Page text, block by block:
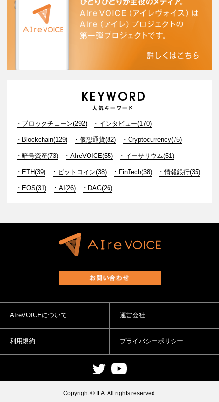
ブロックチェーン(292) インタビュー(170)
Blockchain(129) 仮想通貨(82) Cryptocurrency(75)
暗号資産(73) AIreVOICE(55) イーサリウム(51)
ETH(39) ビットコイン(38) FinTech(38) 情報銀行(35)
EOS(31) AI(26) DAG(26)
AIreVOICEについて 運営会社
利用規約 プライバシーポリシー
Copyright © IFA. All rights reserved.